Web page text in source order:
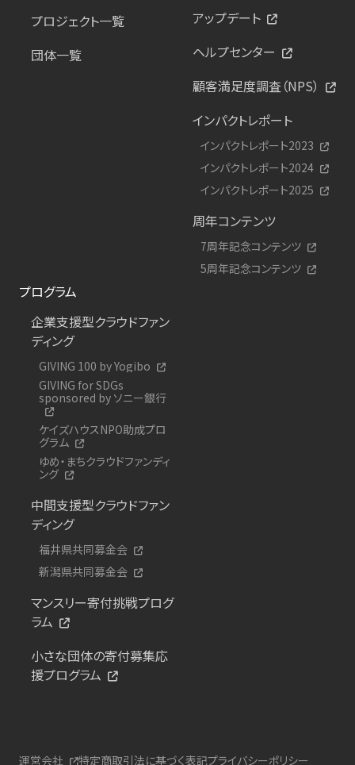
プロジェクト一覧
団体一覧
アップデート
ヘルプセンター
顧客満足度調査（NPS）
インパクトレポート
インパクトレポート2023
インパクトレポート2024
インパクトレポート2025
周年コンテンツ
7周年記念コンテンツ
5周年記念コンテンツ
プログラム
企業支援型クラウドファン
ディング
GIVING 100 by Yogibo
GIVING for SDGs
sponsored by ソニー銀行
ケイズハウスNPO助成プロ
グラム
ゆめ・まちクラウドファンディ
ング
中間支援型クラウドファン
ディング
福井県共同募金会
新潟県共同募金会
マンスリー寄付挑戦プログ
ラム
小さな団体の寄付募集応
援プログラム
運営会社 特定商取引法に基づく表記プライバシーポリシー